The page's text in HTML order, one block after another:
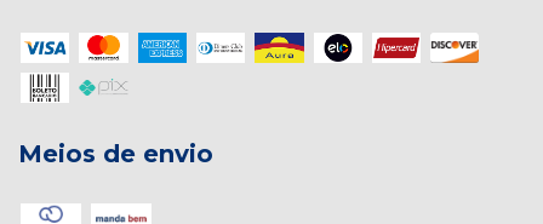
Meios de envio